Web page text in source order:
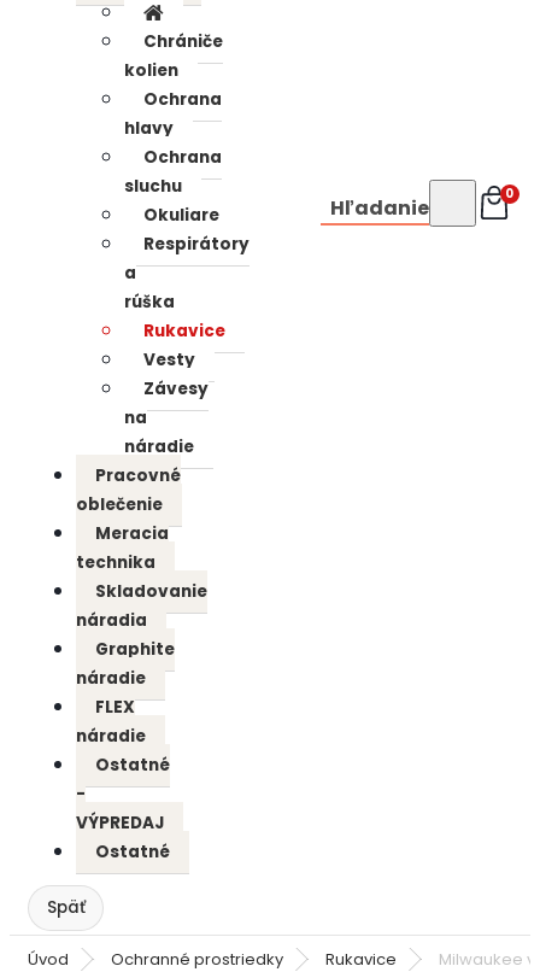
Chrániče
kolien
Ochrana
hlavy
Ochrana
sluchu
Okuliare
Respirátory
a
rúška
Rukavice
Vesty
Závesy
na
náradie
Pracovné
oblečenie
Meracia
technika
Skladovanie
náradia
Graphite
náradie
FLEX
náradie
Ostatné
-
VÝPREDAJ
Ostatné
Hľadanie 0
Úvod Ochranné prostriedky Rukavice Milwaukee